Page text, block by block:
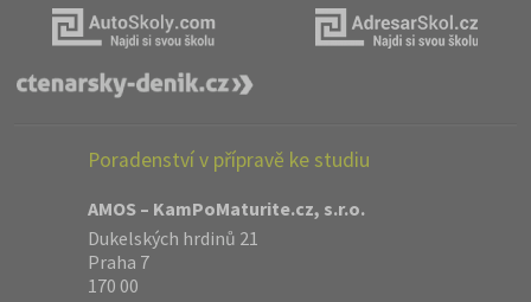
Poradenství v přípravě ke studiu
AMOS – KamPoMaturite.cz, s.r.o.
Dukelských hrdinů 21
Praha 7
170 00